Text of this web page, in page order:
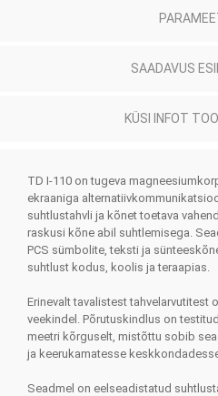
SAADAVUS
KÜSI INFOT
TD I-110 on tugeva
ekraaniga
suhtlustahvli ja kõnet toetava
raskusi kõne abil suhtlemisega.
PCS sümbolite, teksti ja
suhtlust kodus, koolis ja teraapias.
Erinevalt tavalistest tahvelarvutitest
veekindel. Põrutuskindlus on
meetri kõrguselt, mistõttu sobib
ja keerukamatesse
Seadmel on eelseadistatud